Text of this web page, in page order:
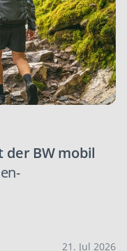
BW mobil
21. Jul 2026